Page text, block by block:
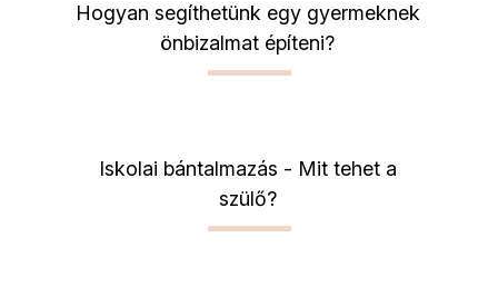
Hogyan segíthetünk egy gyermeknek
önbizalmat építeni?
Iskolai bántalmazás - Mit tehet a
szülő?